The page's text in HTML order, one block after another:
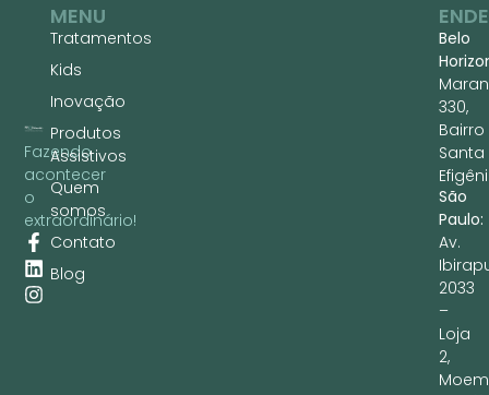
Fazendo
acontecer
o
extraordinário!
MENU
Tratamentos
Kids
Inovação
Produtos
Assistivos
Quem
somos
Contato
Blog
Belo
330,
Bairro
Santa
São
Paulo:
Av.
2033
–
Loja
2,